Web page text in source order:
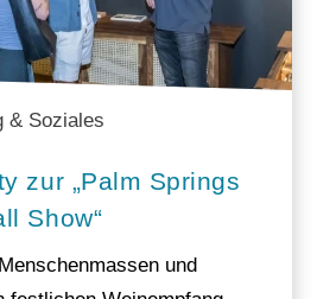
& Soziales
zur „Palm Springs
Show“
und